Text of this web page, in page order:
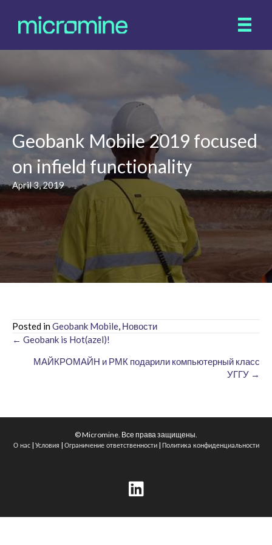
Geobank Mobile 2019 focused
on infield functionality
April 3, 2019
Posted inGeobank Mobile, Новости
Posts
navigation
← Geobank is Hot(azel)!
МАЙКРОМАЙН и РМК подарили компьютерный класс
УГГУ →
© Micromine. Все права защищены.
О нас| Условия | Ограничение ответственности| Политика конфиденциальности